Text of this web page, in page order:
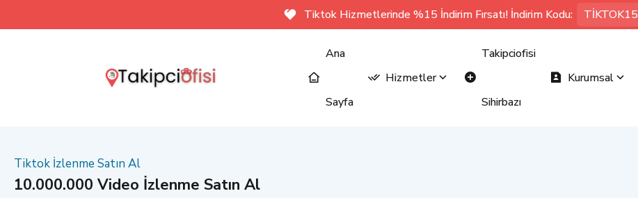
Tiktok Hizmetlerinde %15 İndirim Fırsatı! İndirim Kodu: TİKTOK15
Ana
Sayfa
Hizmetler
Takipciofisi
Sihirbazı
Kurumsal
Tiktok İzlenme Satın Al
10.000.000 Video İzlenme Satın Al